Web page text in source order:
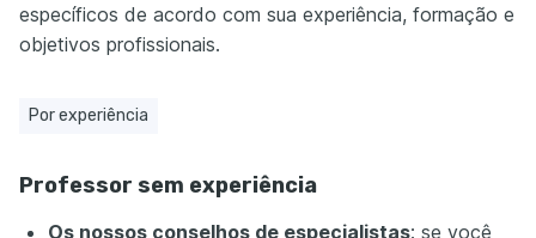
específicos de acordo com sua experiência, formação e
objetivos profissionais.
Por experiência
Professor sem experiência
Os nossos conselhos de especialistas: se você